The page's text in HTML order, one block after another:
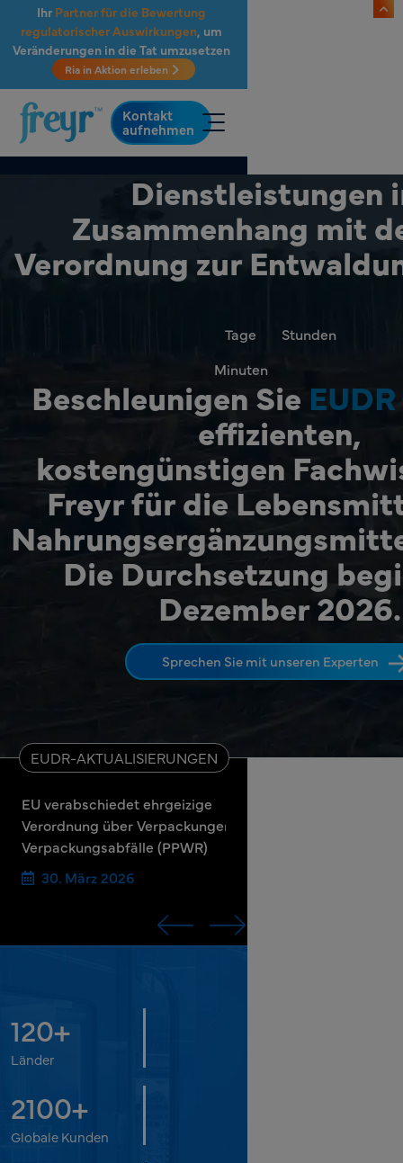
Zum Hauptinhalt springen
Ihr Partner für die Bewertung
regulatorischer Auswirkungen, um
Veränderungen in die Tat umzusetzen
Ria in Aktion erleben
Kontakt
aufnehmen
Dienstleistungen
Zusammenhang mit
Verordnung zur
Tage
Stunden
Minuten
Beschleunigen Sie EUDR
effizienten,
kostengünstigen
Freyr für die
Die Durchsetzung
Dezember 2026.
Sprechen Sie mit unseren Experten
EUDR-AKTUALISIERUNGEN
EU verabschiedet ehrgeizige
Verordnung über Verpackungen und
Verpackungsabfälle (PPWR)
30. März 2026
120+
Länder
2100+
Globale Kunden